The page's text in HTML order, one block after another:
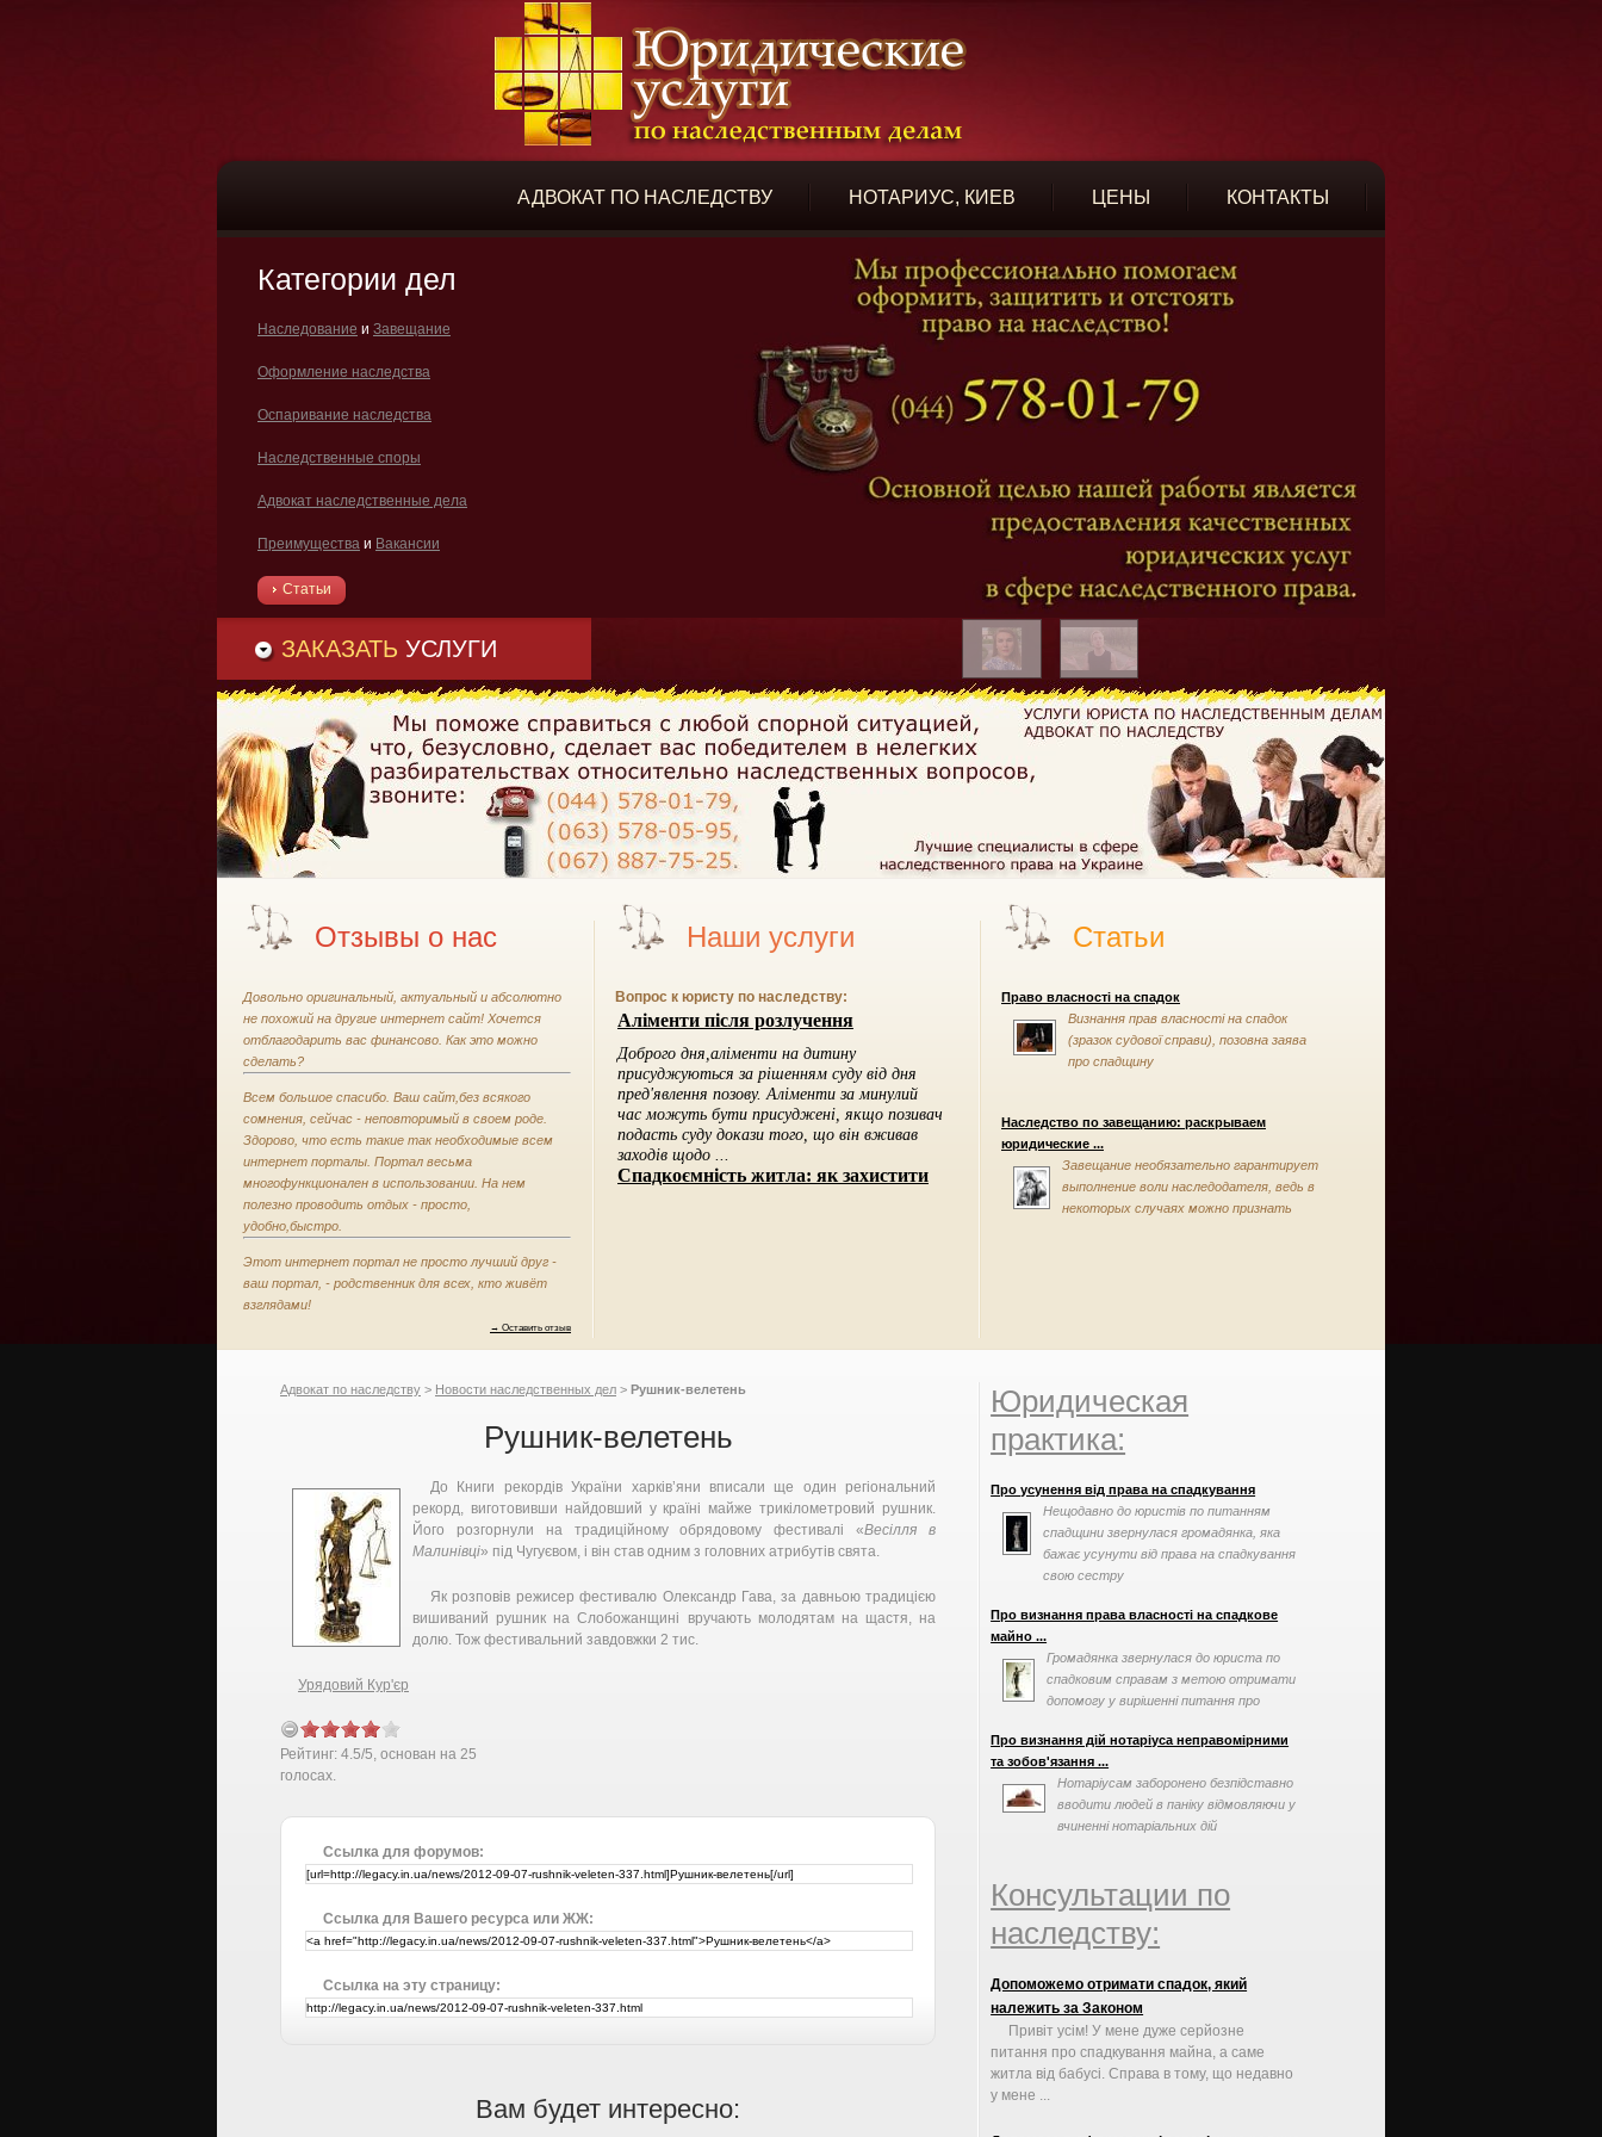
АДВОКАТ ПО НАСЛЕДСТВУ НОТАРИУС, КИЕВ ЦЕНЫ КОНТАКТЫ
Категории дел
Наследование и Завещание
Оформление наследства
Оспаривание наследства
Наследственные споры
Адвокат наследственные дела
Преимущества и Вакансии
Статьи
ЗАКАЗАТЬ УСЛУГИ
Отзывы о нас
Довольно оригинальный, актуальный и абсолютно
не похожий на другие интернет сайт! Хочется
отблагодарить вас финансово. Как это можно
сделать?
Всем большое спасибо. Ваш сайт,без всякого
сомнения, сейчас - неповторимый в своем роде.
Здорово, что есть такие так необходимые всем
интернет порталы. Портал весьма
многофункционален в использовании. На нем
полезно проводить отдых - просто,
удобно,быстро.
Этот интернет портал не просто лучший друг -
ваш портал, - родственник для всех, кто живёт
взглядами!
→ Оставить отзыв
Наши услуги
Вопрос к юристу по наследству:
Статьи
Право власності на спадок
Визнання прав власності на спадок
(зразок судової справи), позовна заява
про спадщину
Наследство по завещанию: раскрываем
юридические ...
Завещание необязательно гарантирует
выполнение воли наследодателя, ведь в
некоторых случаях можно признать
Адвокат по наследству > Новости наследственных дел > Рушник-велетень
Рушник-велетень
До Книги рекордів України харків’яни вписали ще один регіональний
рекорд, виготовивши найдовший у країні майже трикілометровий рушник.
Його розгорнули на традиційному обрядовому фестивалі «Весілля в
Малинівці» під Чугуєвом, і він став одним з головних атрибутів свята.
Як розповів режисер фестивалю Олександр Гава, за давньою традицією
вишиваний рушник на Слобожанщині вручають молодятам на щастя, на
долю. Тож фестивальний завдовжки 2 тис.
Урядовий Кур'єр
Рейтинг: 4.5/5, основан на 25
голосах.
Ссылка для форумов:
Ссылка для Вашего ресурса или ЖЖ:
Ссылка на эту страницу:
Вам будет интересно:
Юридическая
практика:
Про усунення від права на спадкування
Нещодавно до юристів по питанням
спадщини звернулася громадянка, яка
бажає усунути від права на спадкування
свою сестру
Про визнання права власності на спадкове
майно ...
Громадянка звернулася до юриста по
спадковим справам з метою отримати
допомогу у вирішенні питання про
Про визнання дій нотаріуса неправомірними
та зобов'язання ...
Нотаріусам заборонено безпідставно
вводити людей в паніку відмовляючи у
вчиненні нотаріальних дій
Консультации по
наследству:
Допоможемо отримати спадок, який
належить за Законом
Привіт усім! У мене дуже серйозне
питання про спадкування майна, а саме
житла від бабусі. Справа в тому, що недавно
у мене ...